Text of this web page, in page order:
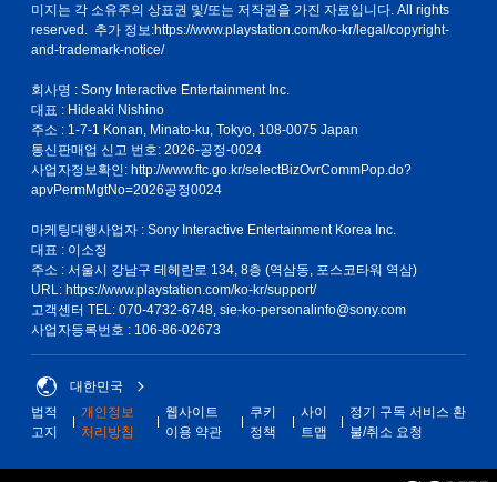
미지는 각 소유주의 상표권 및/또는 저작권을 가진 자료입니다. All rights
reserved. 추가 정보:https://www.playstation.com/ko-kr/legal/copyright-
and-trademark-notice/
회사명 : Sony Interactive Entertainment Inc.
대표 : Hideaki Nishino
주소 : 1-7-1 Konan, Minato-ku, Tokyo, 108-0075 Japan
통신판매업 신고 번호: 2026-공정-0024
사업자정보확인: http://www.ftc.go.kr/selectBizOvrCommPop.do?
apvPermMgtNo=2026공정0024
마케팅대행사업자 : Sony Interactive Entertainment Korea Inc.
대표 : 이소정
주소 : 서울시 강남구 테헤란로 134, 8층 (역삼동, 포스코타워 역삼)
URL: https://www.playstation.com/ko-kr/support/
고객센터 TEL: 070-4732-6748, sie-ko-personalinfo@sony.com
사업자등록번호 : 106-86-02673
대한민국
법적
고지
개인정보
처리방침
웹사이트
이용 약관
쿠키
정책
사이
트맵
정기 구독 서비스 환
불/취소 요청